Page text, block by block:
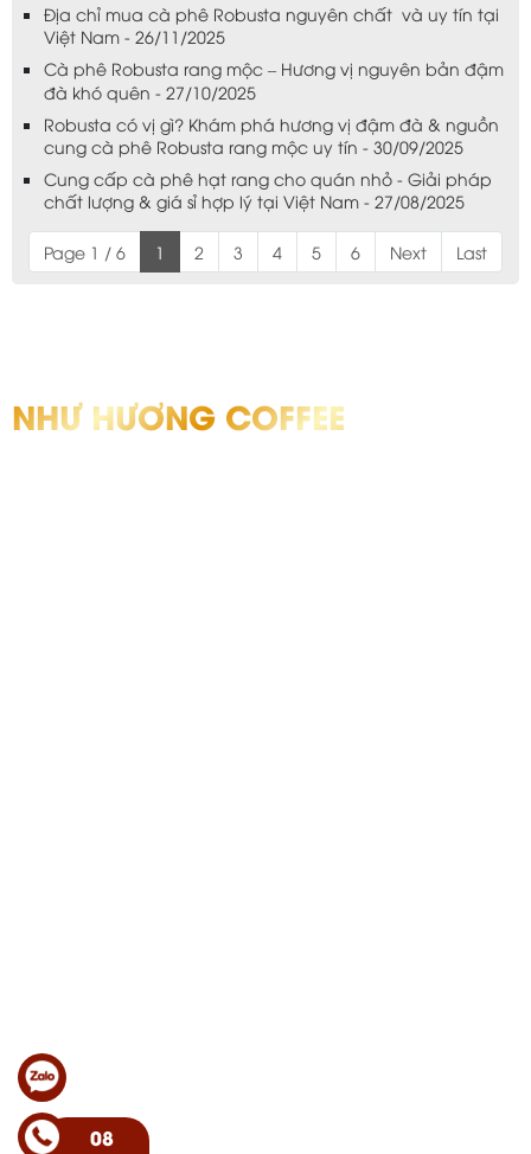
Địa chỉ mua cà phê Robusta nguyên chất và uy tín tại
Việt Nam - 26/11/2025
Cà phê Robusta rang mộc – Hương vị nguyên bản đậm
đà khó quên - 27/10/2025
Robusta có vị gì? Khám phá hương vị đậm đà & nguồn
cung cà phê Robusta rang mộc uy tín - 30/09/2025
Cung cấp cà phê hạt rang cho quán nhỏ - Giải pháp
chất lượng & giá sỉ hợp lý tại Việt Nam - 27/08/2025
Page 1 / 6 1 2 3 4 5 6 Next Last
NHƯ HƯƠNG COFFEE
THỐNG KÊ TRUY CẬP
08